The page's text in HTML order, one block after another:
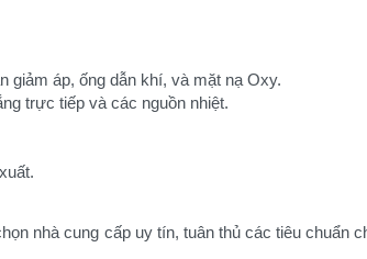
giảm áp, ống dẫn khí, và mặt nạ Oxy.
trực tiếp và các nguồn nhiệt.
nhà cung cấp uy tín, tuân thủ các tiêu chuẩn